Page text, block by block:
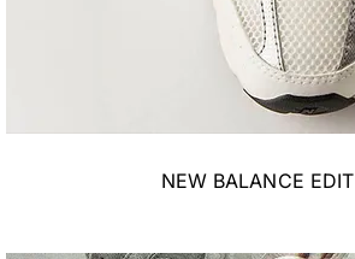
NEW BALANCE EDIT